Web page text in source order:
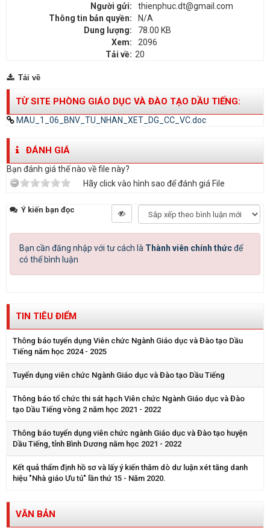
Người gửi:
thienphuc.dt@gmail.com
Thông tin bản quyền:
N/A
Dung lượng:
78.00 KB
Xem:
2096
Tải về: 20
Tải về
TỪ SITE PHÒNG GIÁO DỤC VÀ ĐÀO TẠO DẦU TIẾNG:
MAU_1_06_BNV_TU_NHAN_XET_DG_CC_VC.doc
ĐÁNH GIÁ
Bạn đánh giá thế nào về file này?
Hãy click vào hình sao để đánh giá File
Ý kiến bạn đọc
Bạn cần đăng nhập với tư cách là Thành viên chính thứcđể
có thể bình luận
TIN TIÊU ĐIỂM
Thông báo tuyển dụng Viên chức Ngành Giáo dục và Đào tạo Dầu
Tiếng năm học 2024 - 2025
Tuyển dụng viên chức Ngành Giáo dục và Đào tạo Dầu Tiếng
Thông báo tổ chức thi sát hạch Viên chức Ngành Giáo dục và Đào
tạo Dầu Tiếng vòng 2 năm học 2021 - 2022
Thông báo tuyển dụng viên chức ngành Giáo dục và Đào tạo huyện
Dầu Tiếng, tỉnh Bình Dương năm học 2021 - 2022
Kết quả thẩm định hồ sơ và lấy ý kiến thăm dò dư luận xét tăng danh
hiệu "Nhà giáo Ưu tú" lần thứ 15 - Năm 2020.
VĂN BẢN